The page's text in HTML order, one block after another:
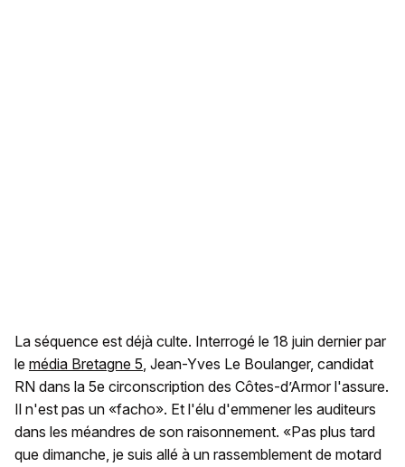
La séquence est déjà culte. Interrogé le 18 juin dernier par
le média Bretagne 5, Jean-Yves Le Boulanger, candidat
RN dans la 5e circonscription des Côtes-d’Armor l'assure.
Il n'est pas un «facho». Et l'élu d'emmener les auditeurs
dans les méandres de son raisonnement. «Pas plus tard
que dimanche, je suis allé à un rassemblement de motard